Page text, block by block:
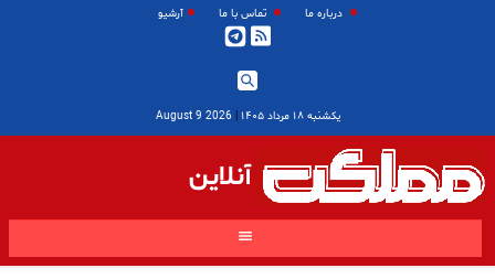
درباره ما تماس با ما آرشیو
یکشنبه ۱۸ مرداد ۱۴۰۵ |
2026 August 9
آنلاین